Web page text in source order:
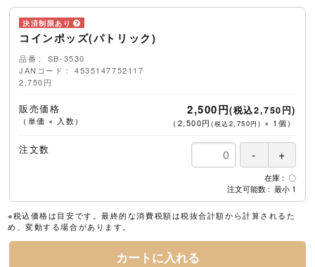
コインポッズ(パトリック)
品番
SB-3530
JANコード
4535147752117
2,750円
販売価格
（単価 × 入数）
2,500円(税込2,750円)
（ 2,500円 (税込2,750円) × 1 個 ）
注文数
在庫
〇
注文可能数
最小 1
※税込価格は目安です。最終的な消費税額は税抜合計額から計算されるた
め、変動する場合があります。
カートに入れる